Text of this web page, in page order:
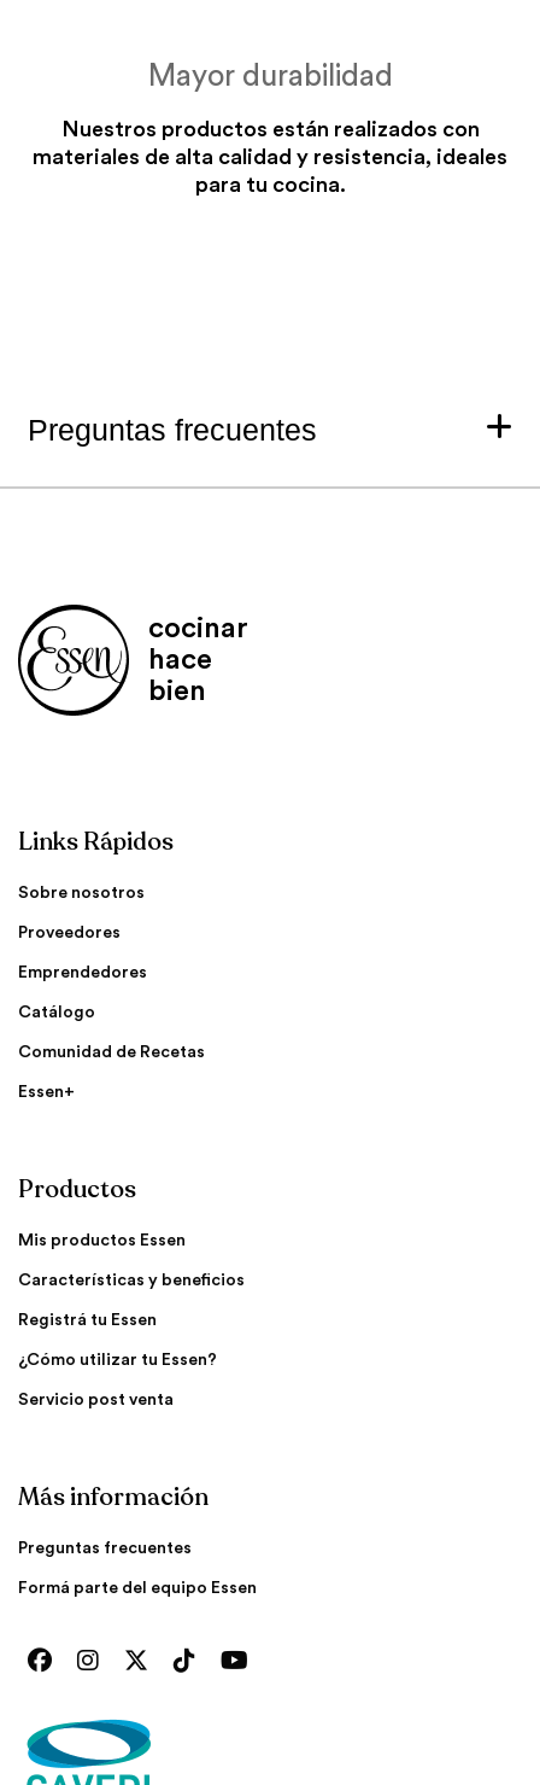
Mayor durabilidad
Nuestros productos están realizados con
materiales de alta calidad y resistencia, ideales
para tu cocina.
Preguntas frecuentes
cocinar
hace
bien
Links Rápidos
Sobre nosotros
Proveedores
Emprendedores
Catálogo
Comunidad de Recetas
Essen+
Productos
Mis productos Essen
Características y beneficios
Registrá tu Essen
¿Cómo utilizar tu Essen?
Servicio post venta
Más información
Preguntas frecuentes
Formá parte del equipo Essen